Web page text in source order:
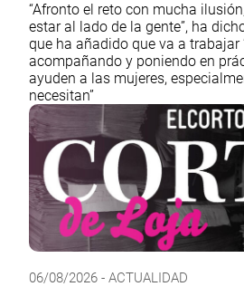
“Afronto el reto con mucha
estar al lado de la gente”, ha
que ha añadido que va a trabajar
acompañando y poniendo en
ayuden a las mujeres,
necesitan”
06/08/2026 - ACTUALIDAD